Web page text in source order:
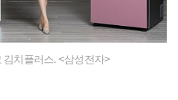
치플러스. <삼성전자>